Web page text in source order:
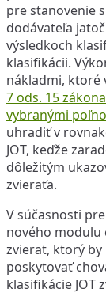
pre stanovenie
dodávateľa
výsledkoch
klasifikácii.
nákladmi, ktoré
7 ods. 15
vybranými
uhradiť v
JOT, keďže
dôležitým
zvieraťa.
V súčasnosti
nového
zvierat, ktorý
poskytovať
klasifikácie JOT